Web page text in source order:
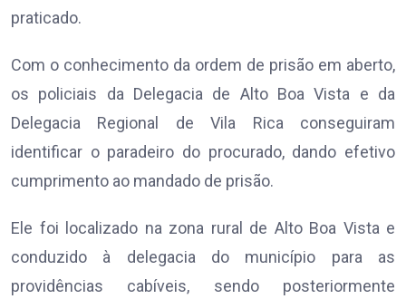
praticado.
Com o conhecimento da ordem de prisão em aberto,
os policiais da Delegacia de Alto Boa Vista e da
Delegacia Regional de Vila Rica conseguiram
identificar o paradeiro do procurado, dando efetivo
cumprimento ao mandado de prisão.
Ele foi localizado na zona rural de Alto Boa Vista e
conduzido à delegacia do município para as
providências cabíveis, sendo posteriormente